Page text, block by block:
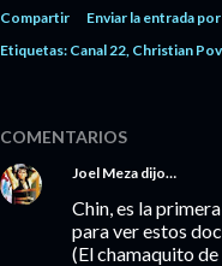
Compartir
Enviar la entrada
Etiquetas: Canal 22 Christian
COMENTARIOS
Joel Meza dijo…
Chin, es la
para ver estos
(El chamaquito